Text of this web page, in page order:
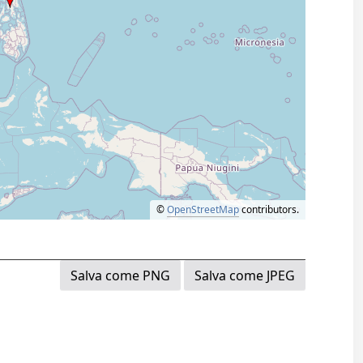
©OpenStreetMapcontributors.
Salva come PNG Salva come JPEG